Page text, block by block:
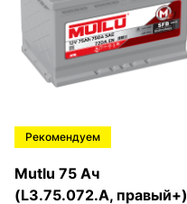
Рекомендуем
Mutlu 75 Ач
(L3.75.072.A, правый+)